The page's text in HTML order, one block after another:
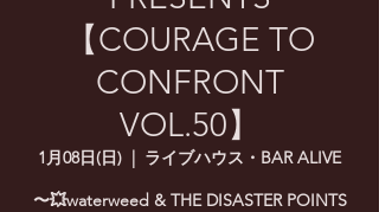
【COURAGE TO
CONFRONT
VOL.50】
1月08日(日)
  |
ライブハウス・BAR ALIVE
〜💥waterweed & THE DISASTER POINTS